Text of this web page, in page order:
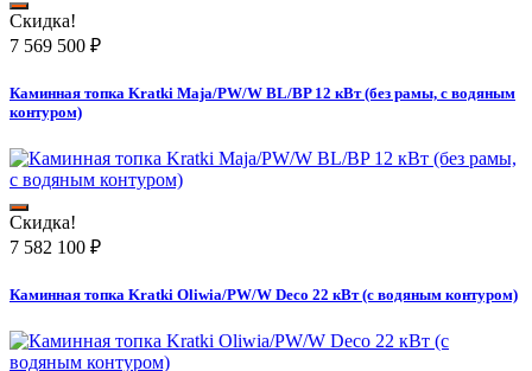
Скидка!
7 569 500 ₽
Каминная топка Kratki Maja/PW/W BL/BP 12 кВт (без рамы, с водяным
контуром)
Скидка!
7 582 100 ₽
Каминная топка Kratki Oliwia/PW/W Deco 22 кВт (с водяным контуром)